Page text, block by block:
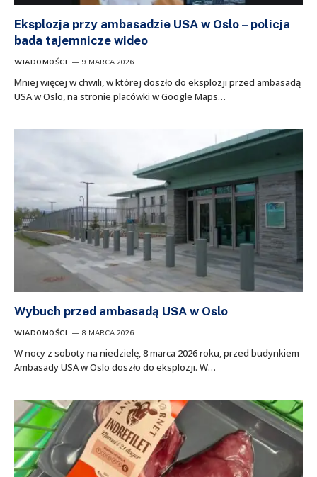
Eksplozja przy ambasadzie USA w Oslo – policja
bada tajemnicze wideo
WIADOMOŚCI 9 MARCA 2026
Mniej więcej w chwili, w której doszło do eksplozji przed ambasadą
USA w Oslo, na stronie placówki w Google Maps…
Wybuch przed ambasadą USA w Oslo
WIADOMOŚCI 8 MARCA 2026
W nocy z soboty na niedzielę, 8 marca 2026 roku, przed budynkiem
Ambasady USA w Oslo doszło do eksplozji. W…